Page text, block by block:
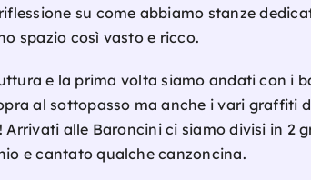
su come abbiamo stanze
spazio così vasto e ricco.
e la prima volta siamo andati con i
al sottopasso ma anche i vari graffiti
Arrivati alle Baroncini ci siamo divisi in 2
e cantato qualche canzoncina.